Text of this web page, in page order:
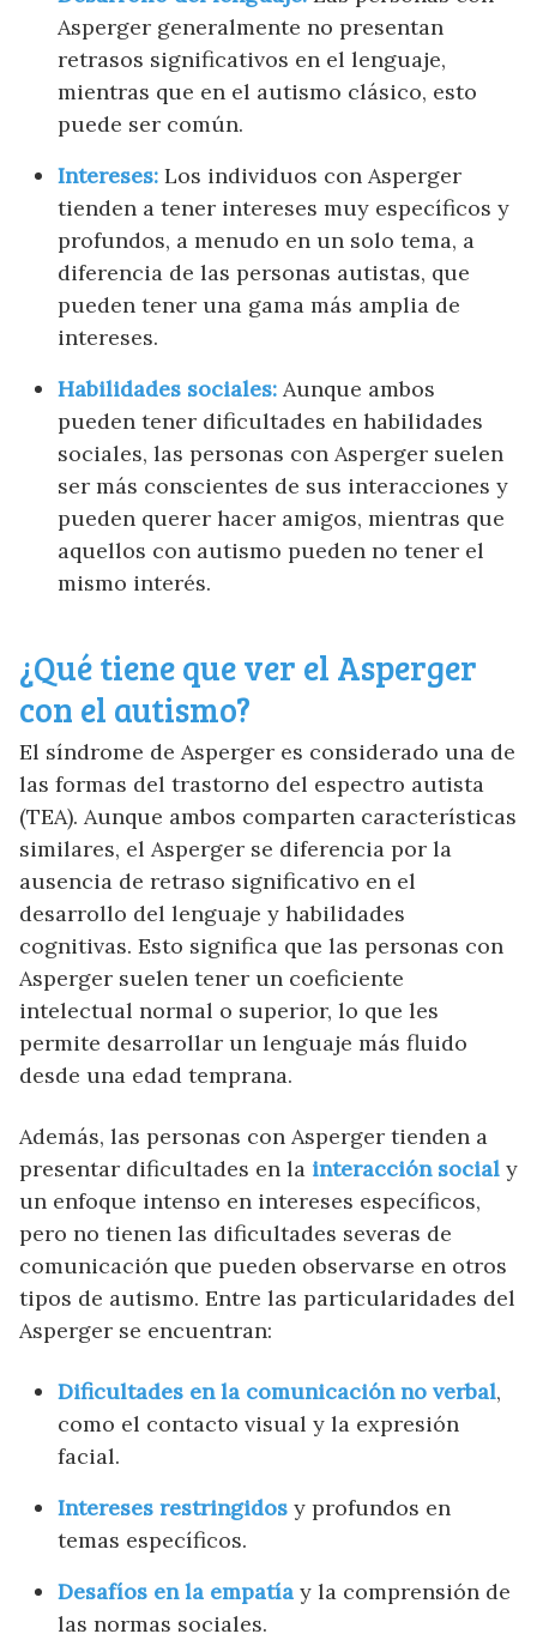
Asperger generalmente no presentan
retrasos significativos en el lenguaje,
mientras que en el autismo clásico, esto
puede ser común.
Intereses: Los individuos con Asperger
tienden a tener intereses muy específicos y
profundos, a menudo en un solo tema, a
diferencia de las personas autistas, que
pueden tener una gama más amplia de
intereses.
Habilidades sociales: Aunque ambos
pueden tener dificultades en habilidades
sociales, las personas con Asperger suelen
ser más conscientes de sus interacciones y
pueden querer hacer amigos, mientras que
aquellos con autismo pueden no tener el
mismo interés.
¿Qué tiene que ver el Asperger
con el autismo?
El síndrome de Asperger es considerado una de
las formas del trastorno del espectro autista
(TEA). Aunque ambos comparten características
similares, el Asperger se diferencia por la
ausencia de retraso significativo en el
desarrollo del lenguaje y habilidades
cognitivas. Esto significa que las personas con
Asperger suelen tener un coeficiente
intelectual normal o superior, lo que les
permite desarrollar un lenguaje más fluido
desde una edad temprana.
Además, las personas con Asperger tienden a
presentar dificultades en la interacción social y
un enfoque intenso en intereses específicos,
pero no tienen las dificultades severas de
comunicación que pueden observarse en otros
tipos de autismo. Entre las particularidades del
Asperger se encuentran:
Dificultades en la comunicación no verbal,
como el contacto visual y la expresión
facial.
Intereses restringidos y profundos en
temas específicos.
Desafíos en la empatía y la comprensión de
las normas sociales.